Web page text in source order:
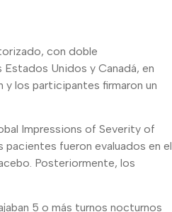
con doble
Unidos y Canadá, en
los participantes firmaron un
Impressions of Severity of
pacientes fueron evaluados en el
Posteriormente, los
5 o más turnos nocturnos